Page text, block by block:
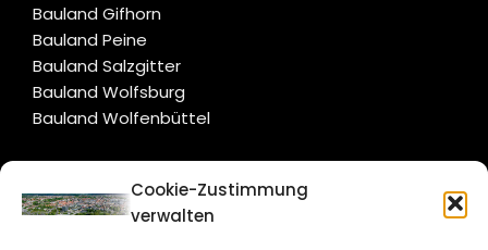
Cookie-Zustimmung
verwalten
Bauland Gifhorn
Bauland Peine
Bauland Salzgitter
Bauland Wolfsburg
Bauland Wolfenbüttel
CITYLIFE!